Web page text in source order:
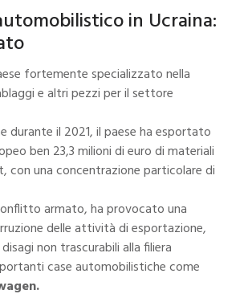
in Ucraina:
fortemente specializzato nella
e altri pezzi per il settore
durante il 2021, il paese ha esportato
ben 23,3 milioni di euro di materiali
con una concentrazione particolare di
armato, ha provocato una
delle attività di esportazione,
non trascurabili alla filiera
case automobilistiche come